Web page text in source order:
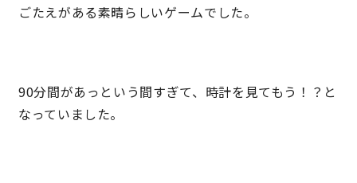
2030年の省エネ基準住宅
ごたえがある素晴らしいゲームでした。
90分間があっという間すぎて、時計を見てもう！？と
なっていました。